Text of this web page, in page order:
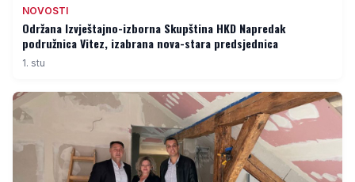
NOVOSTI
Održana Izvještajno-izborna Skupština HKD Napredak
podružnica Vitez, izabrana nova-stara predsjednica
1. stu